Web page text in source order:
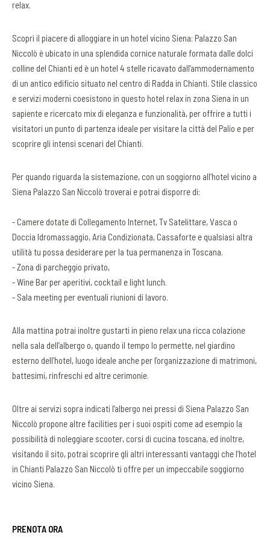
relax.
Scopri il piacere di alloggiare in un hotel vicino Siena: Palazzo San
Niccolò è ubicato in una splendida cornice naturale formata dalle dolci
colline del Chianti ed è un hotel 4 stelle ricavato dall’ammodernamento
di un antico edificio situato nel centro di Radda in Chianti. Stile classico
e servizi moderni coesistono in questo hotel relax in zona Siena in un
sapiente e ricercato mix di eleganza e funzionalità, per offrire a tutti i
visitatori un punto di partenza ideale per visitare la città del Palio e per
scoprire gli intensi scenari del Chianti.
Per quando riguarda la sistemazione, con un soggiorno all’hotel vicino a
Siena Palazzo San Niccolò troverai e potrai disporre di:
- Camere dotate di Collegamento Internet, Tv Satelittare, Vasca o
Doccia Idromassaggio, Aria Condizionata, Cassaforte e qualsiasi altra
utilità tu possa desiderare per la tua permanenza in Toscana.
- Zona di parcheggio privato,
- Wine Bar per aperitivi, cocktail e light lunch.
- Sala meeting per eventuali riunioni di lavoro.
Alla mattina potrai inoltre gustarti in pieno relax una ricca colazione
nella sala dell’albergo o, quando il tempo lo permette, nel giardino
esterno dell’hotel, luogo ideale anche per l’organizzazione di matrimoni,
battesimi, rinfreschi ed altre cerimonie.
Oltre ai servizi sopra indicati l’albergo nei pressi di Siena Palazzo San
Niccolò propone altre facilities per i suoi ospiti come ad esempio la
possibilità di noleggiare scooter, corsi di cucina toscana, ed inoltre,
visitando il sito, potrai scoprire gli altri interessanti vantaggi che l’hotel
in Chianti Palazzo San Niccolò ti offre per un impeccabile soggiorno
vicino Siena.
PRENOTA ORA